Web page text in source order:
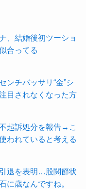
、結婚後初ツーショ
合ってる
ンチバッサリ“金”シ
目されなくなった方
起訴処分を報告→こ
われていると考える
退を表明…股関節状
歳なんですね。